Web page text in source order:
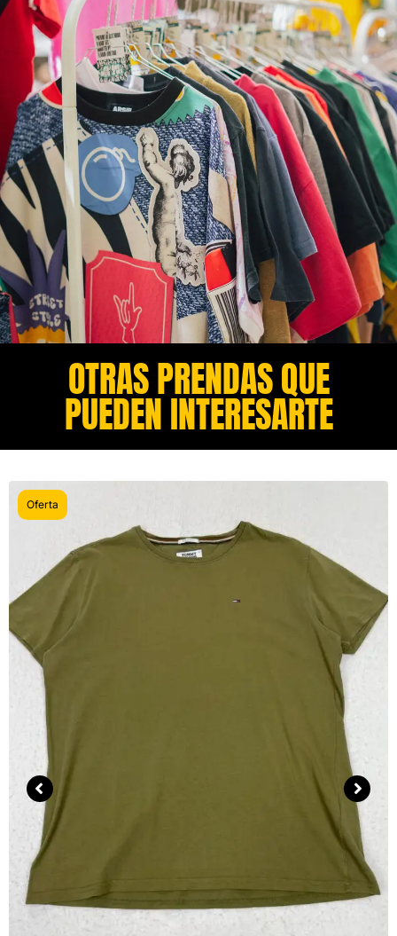
OTRAS PRENDAS QUE
PUEDEN INTERESARTE​
Oferta